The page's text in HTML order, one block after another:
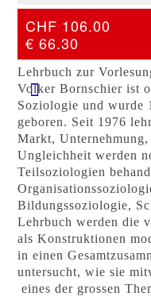
CFP-SHOP
CHF 106.00
€ 66.30
Lehrbuch zur
Volker Bornschier ist
Soziologie und wurde
geboren. Seit 1976
Markt,
Ungleichheit werden
Teilsoziologien
Bildungssoziologie,
Lehrbuch werden die
als Konstruktionen
in einen
untersucht, wie sie
eines der grossen